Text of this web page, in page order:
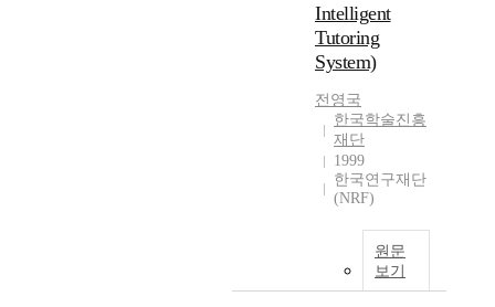
Intelligent
Tutoring
System)
전영국
한국학술진흥
재단
1999
한국연구재단
(NRF)
원문
보기